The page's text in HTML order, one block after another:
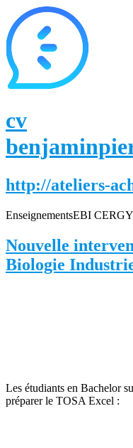
cv
http://ateliers-
EnseignementsEBI CERGY
Nouvelle
Biologie
Les étudiants en Bachelor
préparer le TOSA Excel :